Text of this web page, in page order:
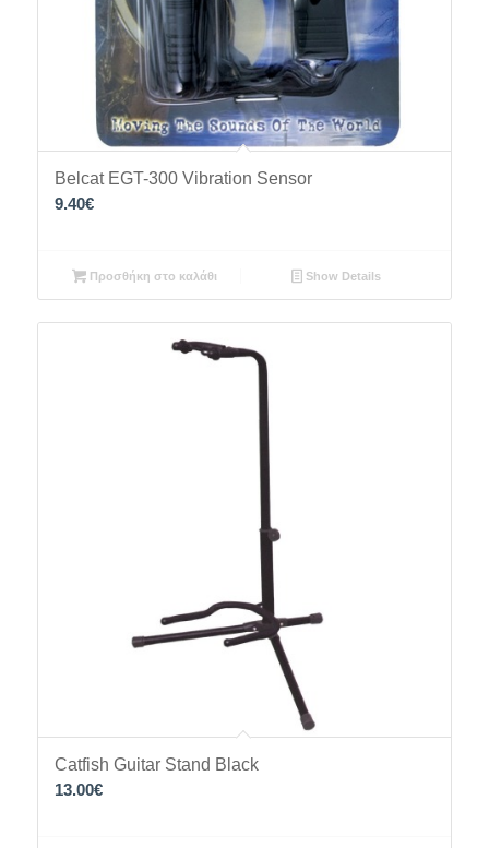
Belcat EGT-300 Vibration Sensor
9.40€
Προσθήκη στο καλάθι Show Details
Catfish Guitar Stand Black
13.00€